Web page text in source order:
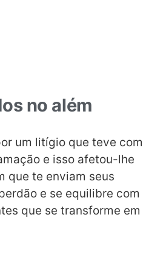
no além
um litígio que teve com
e isso afetou-lhe
que te enviam seus
e se equilibre com
que se transforme em